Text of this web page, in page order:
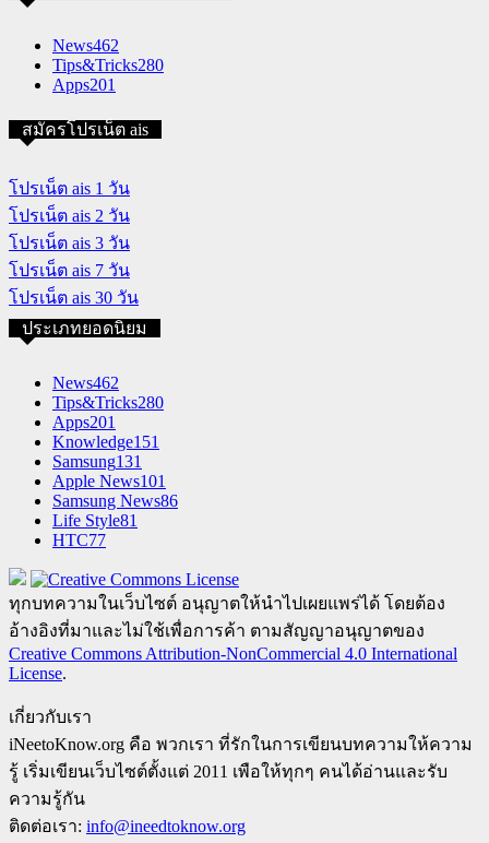
News462
Tips&Tricks280
Apps201
สมัครโปรเน็ต ais
โปรเน็ต ais 1 วัน
โปรเน็ต ais 2 วัน
โปรเน็ต ais 3 วัน
โปรเน็ต ais 7 วัน
โปรเน็ต ais 30 วัน
ประเภทยอดนิยม
News462
Tips&Tricks280
Apps201
Knowledge151
Samsung131
Apple News101
Samsung News86
Life Style81
HTC77
ทุกบทความในเว็บไซต์ อนุญาตให้นำไปเผยแพร่ได้ โดยต้อง
อ้างอิงที่มาและไม่ใช้เพื่อการค้า ตามสัญญาอนุญาตของ
Creative Commons Attribution-NonCommercial 4.0 International
License.
เกี่ยวกับเรา
iNeetoKnow.org คือ พวกเรา ที่รักในการเขียนบทความให้ความ
รู้ เริ่มเขียนเว็บไซต์ตั้งแต่ 2011 เพือให้ทุกๆ คนได้อ่านและรับ
ความรู้กัน
ติดต่อเรา: info@ineedtoknow.org